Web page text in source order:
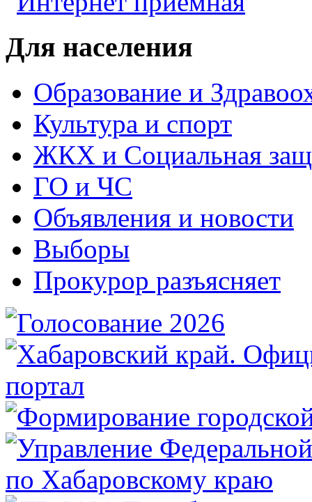
Для населения
Образование и
Культура и спорт
ЖКХ и Социальная
ГО и ЧС
Объявления и новости
Выборы
Прокурор разъясняет